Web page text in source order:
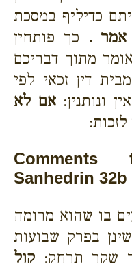
כדיליף במסכת
אמר . כך פותחין
מתוך דבריכם
דין זכאי לפי
ונותנין:אם לא
Sanhedrin 32b
בו שהוא מרומה
בפרק שבועות
שקר תרחק: קול